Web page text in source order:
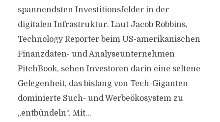
spannendsten Investitionsfelder in der
digitalen Infrastruktur. Laut Jacob Robbins,
Technology Reporter beim US-amerikanischen
Finanzdaten- und Analyseunternehmen
PitchBook, sehen Investoren darin eine seltene
Gelegenheit, das bislang von Tech-Giganten
dominierte Such- und Werbeökosystem zu
„entbündeln“. Mit...